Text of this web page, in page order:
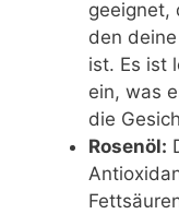
geeignet,
den
ist. Es ist
ein, was
die
Rosenöl: